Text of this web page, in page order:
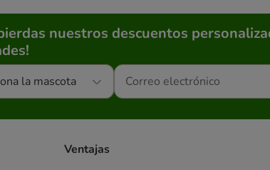
nuestros descuentos
la mascota
Ventajas